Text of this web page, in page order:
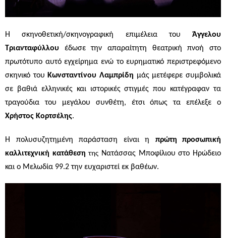
Η σκηνοθετική/σκηνογραφική επιμέλεια του Άγγελου
Τριανταφύλλου έδωσε την απαραίτητη θεατρική πνοή στο
πρωτότυπο αυτό εγχείρημα ενώ το ευρηματικό περιστρεφόμενο
σκηνικό του Κωνσταντίνου Λαμπρίδη μάς μετέφερε συμβολικά
σε βαθιά ελληνικές και ιστορικές στιγμές που κατέγραφαν τα
τραγούδια του μεγάλου συνθέτη, έτσι όπως τα επέλεξε ο
Χρήστος Κορτσέλης.
Η πολυσυζητημένη παράσταση είναι η πρώτη
προσωπική
καλλιτεχνική κατάθεση της Νατάσσας Μποφίλιουστο Ηρώδειο
και ο Μελωδία 99.2 την ευχαριστεί εκ βαθέων.